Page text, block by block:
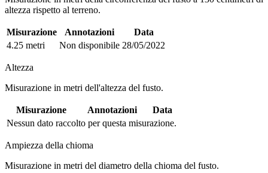
altezza rispetto al terreno.
Misurazione Annotazioni
Data
4.25 metri
Non disponibile 28/05/2022
Altezza
Misurazione in metri dell'altezza del fusto.
Misurazione Annotazioni
Data
Nessun dato raccolto per questa misurazione.
Ampiezza della chioma
Misurazione in metri del diametro della chioma del fusto.